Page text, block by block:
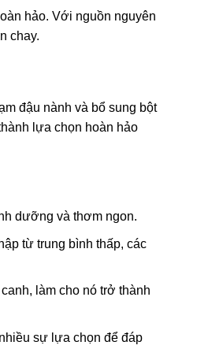
hảo. Với nguồn nguyên
chay.
đậu nành và bổ sung bột
lựa chọn hoàn hảo
dưỡng và thơm ngon.
từ trung bình thấp, các
làm cho nó trở thành
sự lựa chọn để đáp